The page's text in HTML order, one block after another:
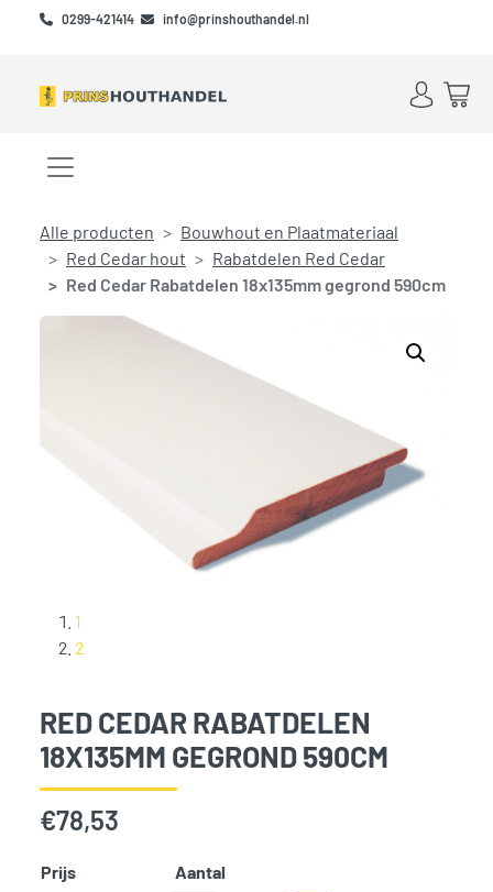
Skip to main content
Skip to footer
0299-421414 info@prinshouthandel.nl
Account
Menu openen/sluiten
Alle producten
Bouwhout en Plaatmateriaal
Red Cedar hout
Rabatdelen Red Cedar
Red Cedar Rabatdelen 18x135mm gegrond 590cm
1
2
RED CEDAR RABATDELEN
18X135MM GEGROND 590CM
€78,53
Prijs Aantal